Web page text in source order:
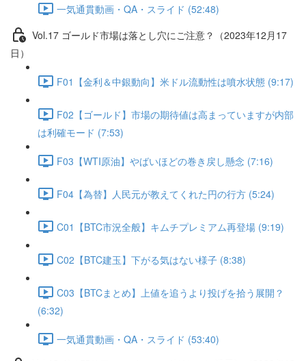
一気通貫動画・QA・スライド (52:48)
Vol.17 ゴールド市場は落とし穴にご注意？（2023年12月17
日）
F01【金利＆中銀動向】米ドル流動性は噴水状態 (9:17)
F02【ゴールド】市場の期待値は高まっていますが内部
は利確モード (7:53)
F03【WTI原油】やばいほどの巻き戻し懸念 (7:16)
F04【為替】人民元が教えてくれた円の行方 (5:24)
C01【BTC市況全般】キムチプレミアム再登場 (9:19)
C02【BTC建玉】下がる気はない様子 (8:38)
C03【BTCまとめ】上値を追うより投げを拾う展開？
(6:32)
一気通貫動画・QA・スライド (53:40)